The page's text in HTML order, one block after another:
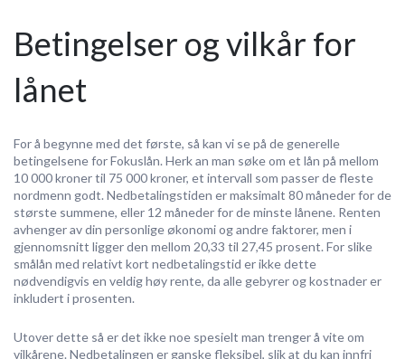
Betingelser og vilkår for
lånet
For å begynne med det første, så kan vi se på de generelle
betingelsene for Fokuslån. Herk an man søke om et lån på mellom
10 000 kroner til 75 000 kroner, et intervall som passer de fleste
nordmenn godt. Nedbetalingstiden er maksimalt 80 måneder for de
største summene, eller 12 måneder for de minste lånene. Renten
avhenger av din personlige økonomi og andre faktorer, men i
gjennomsnitt ligger den mellom 20,33 til 27,45 prosent. For slike
smålån med relativt kort nedbetalingstid er ikke dette
nødvendigvis en veldig høy rente, da alle gebyrer og kostnader er
inkludert i prosenten.
Utover dette så er det ikke noe spesielt man trenger å vite om
vilkårene. Nedbetalingen er ganske fleksibel, slik at du kan innfri